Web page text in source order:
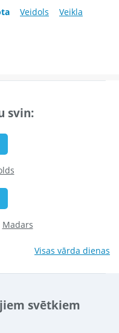
Veidols
Veikla
svin:
Madars
Visas vārda dienas
svētkiem